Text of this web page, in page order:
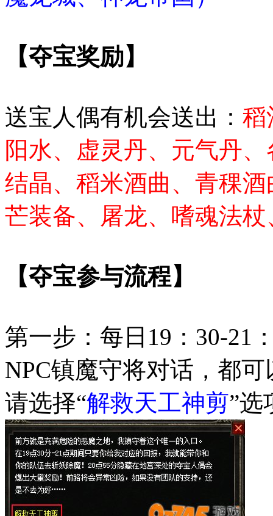
【夺宝奖励】
送宝人偶有机会送出： 稻
阳水、虚灵丹、元气丹
结晶、稻米酒曲、青稞
芒装备、屠龙、嗜魂法
【夺宝参与流程】
第一步：每日19：30-21
NPC镇魔守将对话，都
请选择“解救天工神剪”选